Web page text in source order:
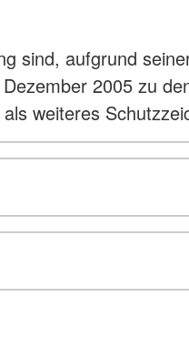
sind, aufgrund
2005 zu
weiteres